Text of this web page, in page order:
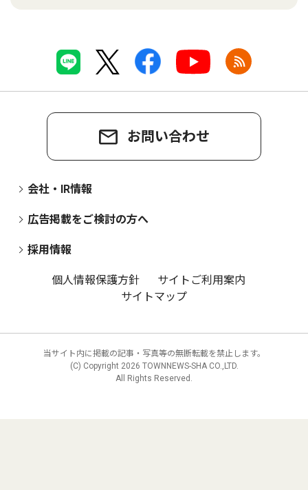
お問い合わせ
会社・IR情報
広告掲載をご検討の方へ
採用情報
個人情報保護方針
サイトご利用案内
サイトマップ
当サイト内に掲載の記事・写真等の無断転載を禁止します。
(C) Copyright 2026 TOWNNEWS-SHA CO.,LTD.
All Rights Reserved.